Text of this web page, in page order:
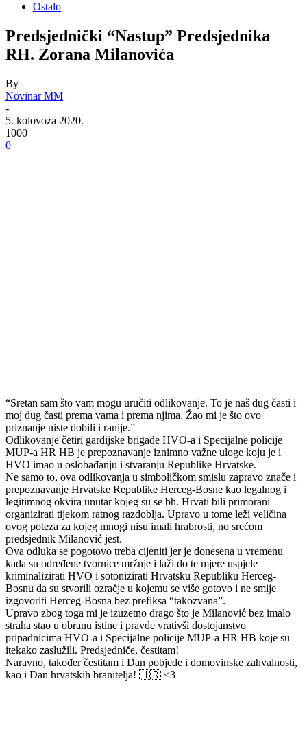
Ostalo
Predsjednički “Nastup” Predsjednika
RH. Zorana Milanovića
By
Novinar MM
-
5. kolovoza 2020.
1000
0
“Sretan sam što vam mogu uručiti odlikovanje. To je naš dug časti i
moj dug časti prema vama i prema njima. Žao mi je što ovo
priznanje niste dobili i ranije.”
Odlikovanje četiri gardijske brigade HVO-a i Specijalne policije
MUP-a HR HB je prepoznavanje iznimno važne uloge koju je i
HVO imao u oslobađanju i stvaranju Republike Hrvatske.
Ne samo to, ova odlikovanja u simboličkom smislu zapravo znače i
prepoznavanje Hrvatske Republike Herceg-Bosne kao legalnog i
legitimnog okvira unutar kojeg su se bh. Hrvati bili primorani
organizirati tijekom ratnog razdoblja. Upravo u tome leži veličina
ovog poteza za kojeg mnogi nisu imali hrabrosti, no srećom
predsjednik Milanović jest.
Ova odluka se pogotovo treba cijeniti jer je donesena u vremenu
kada su određene tvornice mržnje i laži do te mjere uspjele
kriminalizirati HVO i sotonizirati Hrvatsku Republiku Herceg-
Bosnu da su stvorili ozračje u kojemu se više gotovo i ne smije
izgovoriti Herceg-Bosna bez prefiksa “takozvana”.
Upravo zbog toga mi je izuzetno drago što je Milanović bez imalo
straha stao u obranu istine i pravde vrativši dostojanstvo
pripadnicima HVO-a i Specijalne policije MUP-a HR HB koje su
itekako zaslužili. Predsjedniče, čestitam!
Naravno, također čestitam i Dan pobjede i domovinske zahvalnosti,
kao i Dan hrvatskih branitelja! 🇭🇷 <3